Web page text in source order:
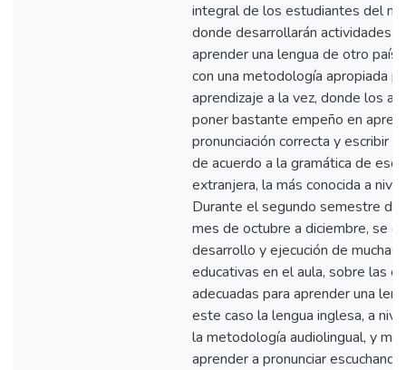
integral de los estudiantes del
donde desarrollarán actividades
aprender una lengua de otro
con una metodología apropiada
aprendizaje a la vez, donde los
poner bastante empeño en
pronunciación correcta y escribir
de acuerdo a la gramática de
extranjera, la más conocida a
Durante el segundo semestre
mes de octubre a diciembre, se
desarrollo y ejecución de muchas
educativas en el aula, sobre las
adecuadas para aprender una
este caso la lengua inglesa, a
la metodología audiolingual, y
aprender a pronunciar